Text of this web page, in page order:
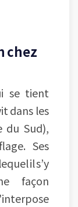
chez
se tient
dans les
du Sud),
Ses
il s’y
façon